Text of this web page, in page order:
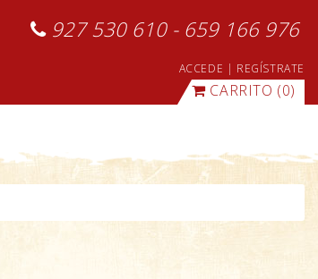
927 530 610 - 659 166 976
ACCEDE | REGÍSTRATE
CARRITO (0)